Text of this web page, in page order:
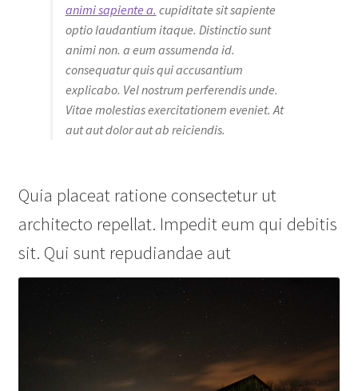
animi sapiente a. cupiditate sit sapiente
optio laudantium itaque. Distinctio sunt
animi non. a eum assumenda id.
consequatur quis qui accusantium
explicabo. Vel nostrum perferendis unde.
Vitae molestias exercitationem eveniet. At
aut aut dolor aut ab reiciendis.
Quia placeat ratione consectetur ut
architecto repellat. Impedit eum qui debitis
sit. Qui sunt repudiandae aut